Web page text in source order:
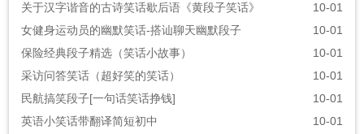
关于汉字谐音的古诗笑话歇后语《黄段子笑话》
10-01
女健身运动员的幽默笑话-搭讪聊天幽默段子
10-01
保险经典段子精选（笑话小故事）
10-01
采访问答笑话（超好笑的笑话）
10-01
民航搞笑段子[一句话笑话挣钱]
10-01
英语小笑话带翻译简短初中
10-01